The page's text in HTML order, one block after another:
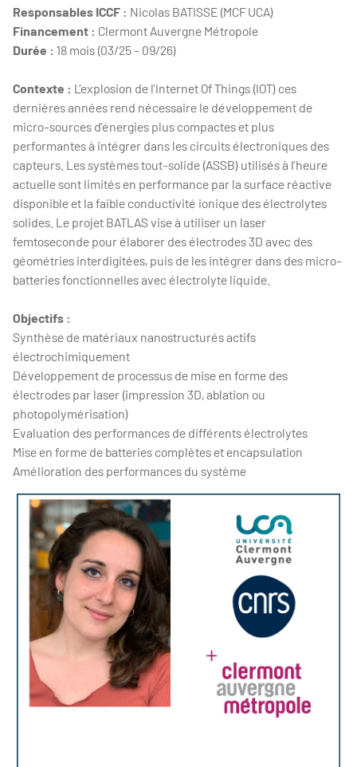
Responsables ICCF : Nicolas BATISSE (MCF UCA)
Financement : Clermont Auvergne Métropole
Durée : 18 mois (03/25 - 09/26)
Contexte : L’explosion de l’Internet Of Things (IOT) ces
dernières années rend nécessaire le développement de
micro-sources d’énergies plus compactes et plus
performantes à intégrer dans les circuits électroniques des
capteurs. Les systèmes tout-solide (ASSB) utilisés à l’heure
actuelle sont limités en performance par la surface réactive
disponible et la faible conductivité ionique des électrolytes
solides. Le projet BATLAS vise à utiliser un laser
femtoseconde pour élaborer des électrodes 3D avec des
géométries interdigitées, puis de les intégrer dans des micro-
batteries fonctionnelles avec électrolyte liquide.
Objectifs :
Synthèse de matériaux nanostructurés actifs
électrochimiquement
Développement de processus de mise en forme des
électrodes par laser (impression 3D, ablation ou
photopolymérisation)
Evaluation des performances de différents électrolytes
Mise en forme de batteries complètes et encapsulation
Amélioration des performances du système